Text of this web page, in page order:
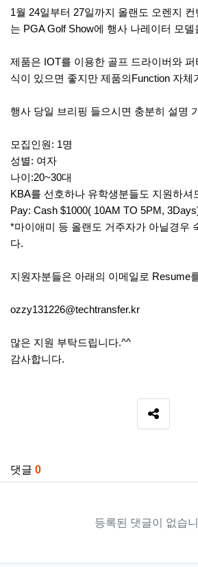
본문
1월 24일부터 27일까지 올랜도 오렌지
는 PGA Golf Show에 행사 나레이터 모델
제품은 IOT를 이용한 골프 드라이버와
식이 있으면 좋지만 제품의Function 자체
행사 당일 브리핑 들으시면 충분히 설명
모집인원: 1명
성별: 여자
나이:20~30대
KBA를 선호하나 유학생분들도 지원하셔
Pay: Cash $1000( 10AM TO 5PM,
*마이애미 등 올랜도 거주자가 아닐경우
다.
지원자분들은 아래의 이메일로 Resume
ozzy131226@techtransfer.kr
많은 지원 부탁드립니다.^^
감사합니다.
SNS 공
댓글 0
등록된 댓글이 없습